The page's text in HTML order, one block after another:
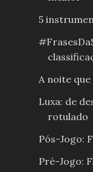
5
A noite que
Luxa: de
rotulado
Pós-Jogo:
Pré-Jogo: